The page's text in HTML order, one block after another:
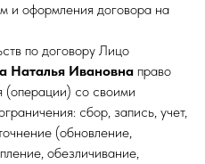
и оформления договора на
по договору Лицо
Наталья Ивановна право
(операции) со своими
сбор, запись, учет,
(обновление,
обезличивание,